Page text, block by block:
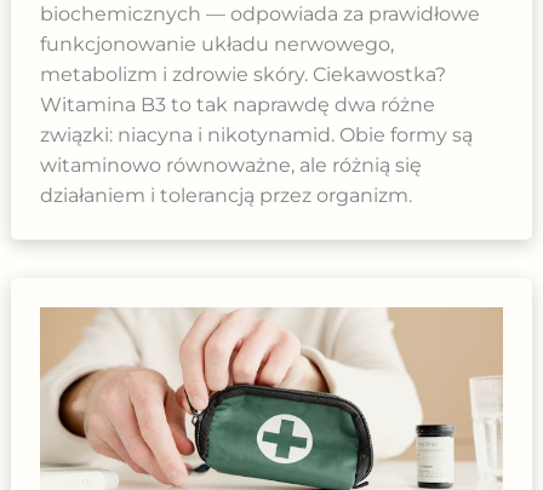
biochemicznych — odpowiada za prawidłowe
funkcjonowanie układu nerwowego,
metabolizm i zdrowie skóry. Ciekawostka?
Witamina B3 to tak naprawdę dwa różne
związki: niacyna i nikotynamid. Obie formy są
witaminowo równoważne, ale różnią się
działaniem i tolerancją przez organizm.